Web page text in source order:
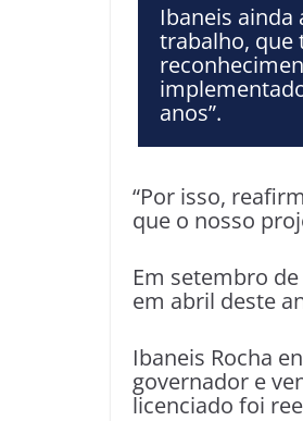
Ibaneis ainda
trabalho, que
anos”.
“Por isso,
que o nosso
Em setembro
em abril deste
Ibaneis Rocha
governador e
licenciado foi